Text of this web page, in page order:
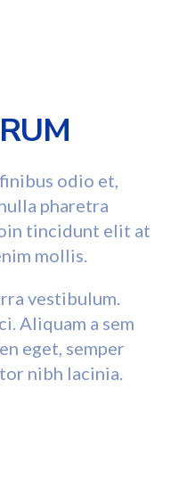
odio et,
pharetra
tincidunt elit at
mollis.
vestibulum.
Aliquam a sem
eget, semper
nibh lacinia.